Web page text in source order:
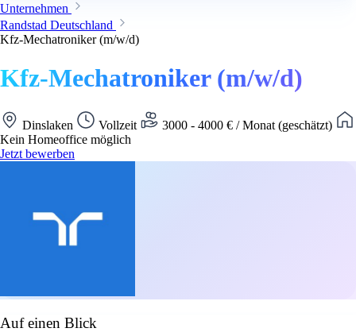
Unternehmen
Randstad Deutschland
Kfz-Mechatroniker (m/w/d)
Kfz-Mechatroniker (m/w/d)
Dinslaken Vollzeit
3000 - 4000 € / Monat (geschätzt)
Kein Homeoffice möglich
Jetzt bewerben
Auf einen Blick